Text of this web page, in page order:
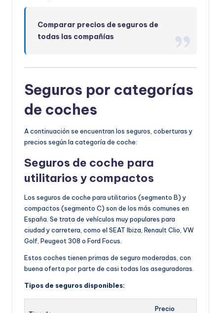
Comparar precios de seguros de
todas las compañías
Seguros por categorías
de coches
A continuación se encuentran los seguros, coberturas y
precios según la categoría de coche:
Seguros de coche para
utilitarios y compactos
Los seguros de coche para utilitarios (segmento B) y
compactos (segmento C) son de los más comunes en
España. Se trata de vehículos muy populares para
ciudad y carretera, como el SEAT Ibiza, Renault Clio, VW
Golf, Peugeot 308 o Ford Focus.
Estos coches tienen primas de seguro moderadas, con
buena oferta por parte de casi todas las aseguradoras.
Tipos de seguros disponibles:
Precio